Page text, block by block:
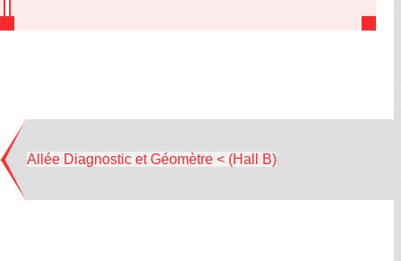
Allée Diagnostic et Géomètre < (Hall B)